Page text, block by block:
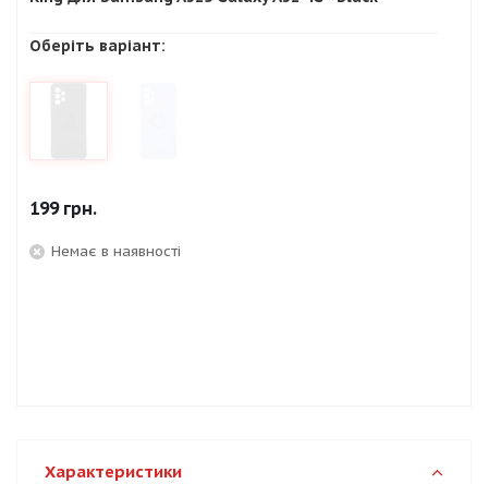
Оберіть варіант:
199грн.
Немає в наявності
Характеристики